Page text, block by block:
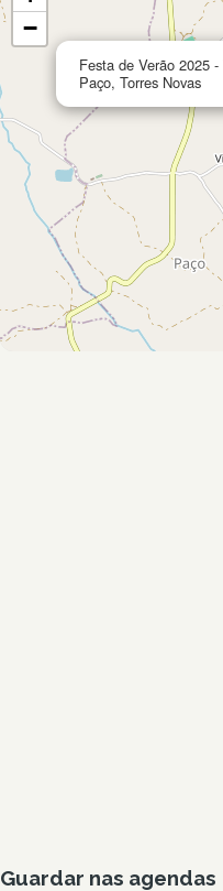
Festa de Verão 2025
Paço, Torres Novas
−
Guardar nas agendas